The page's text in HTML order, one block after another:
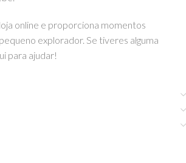
online e proporciona momentos
explorador. Se tiveres alguma
para ajudar!